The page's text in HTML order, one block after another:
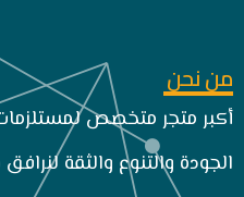
من نحن
أكبر متجر متخصص
الجودة والتنوع والثقة